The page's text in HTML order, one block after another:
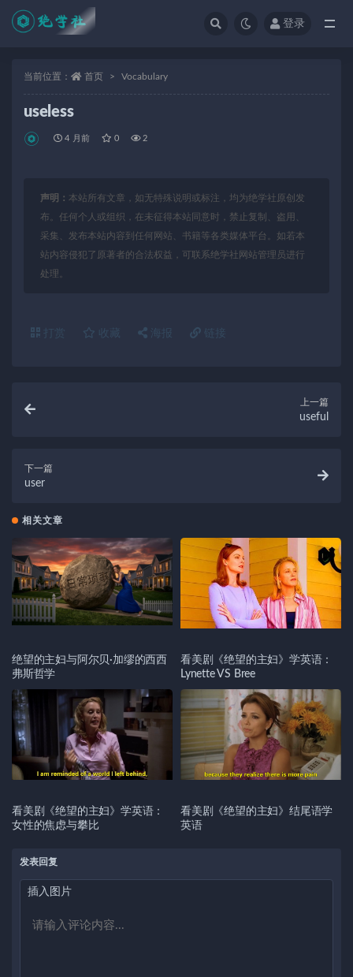
登录
当前位置： 首页 Vocabulary
useless
4 月前 0 2
声明： 本站所有文章，如无特殊说明或标注，均为绝学社原创发
布。任何个人或组织，在未征得本站同意时，禁止复制、盗用、
采集、发布本站内容到任何网站、书籍等各类媒体平台。如若本
站内容侵犯了原著者的合法权益，可联系绝学社网站管理员进行
处理。
打赏 收藏 海报 链接
上一篇
useful
下一篇
user
相关文章
绝望的主妇与阿尔贝·加缪的西西
弗斯哲学
看美剧《绝望的主妇》学英语：
Lynette VS Bree
看美剧《绝望的主妇》学英语：
女性的焦虑与攀比
看美剧《绝望的主妇》结尾语学
英语
发表回复
插入图片